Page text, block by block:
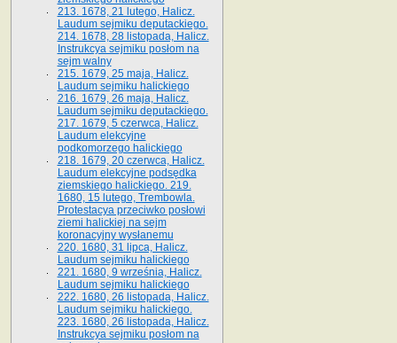
213. 1678, 21 lutego, Halicz.
Laudum sejmiku deputackiego.
214. 1678, 28 listopada, Halicz.
Instrukcya sejmiku posłom na
sejm walny
215. 1679, 25 maja, Halicz.
Laudum sejmiku halickiego
216. 1679, 26 maja, Halicz.
Laudum sejmiku deputackiego.
217. 1679, 5 czerwca, Halicz.
Laudum elekcyjne
podkomorzego halickiego
218. 1679, 20 czerwca, Halicz.
Laudum elekcyjne podsędka
ziemskiego halickiego. 219.
1680, 15 lutego, Trembowla.
Protestacya przeciwko posłowi
ziemi halickiej na sejm
koronacyjny wysłanemu
220. 1680, 31 lipca, Halicz.
Laudum sejmiku halickiego
221. 1680, 9 września, Halicz.
Laudum sejmiku halickiego
222. 1680, 26 listopada, Halicz.
Laudum sejmiku halickiego.
223. 1680, 26 listopada, Halicz.
Instrukcya sejmiku posłom na